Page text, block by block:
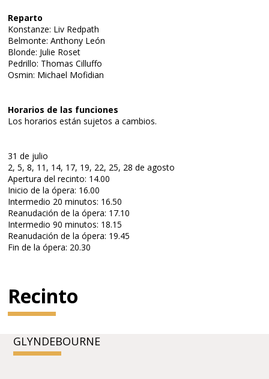
Reparto
Konstanze: Liv Redpath
Belmonte: Anthony León
Blonde: Julie Roset
Pedrillo: Thomas Cilluffo
Osmin: Michael Mofidian
Horarios de las funciones
Los horarios están sujetos a cambios.
31 de julio
2, 5, 8, 11, 14, 17, 19, 22, 25, 28 de agosto
Apertura del recinto: 14.00
Inicio de la ópera: 16.00
Intermedio 20 minutos: 16.50
Reanudación de la ópera: 17.10
Intermedio 90 minutos: 18.15
Reanudación de la ópera: 19.45
Fin de la ópera: 20.30
Recinto
GLYNDEBOURNE